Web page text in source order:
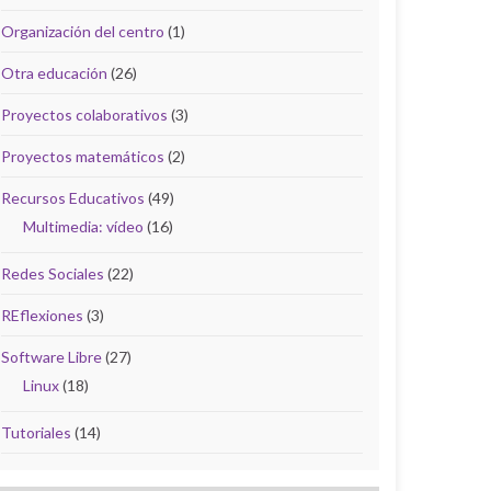
Organización del centro (1)
Otra educación (26)
Proyectos colaborativos (3)
Proyectos matemáticos (2)
Recursos Educativos (49)
Multimedia: vídeo (16)
Redes Sociales (22)
REflexiones (3)
Software Libre(27)
Linux(18)
Tutoriales (14)